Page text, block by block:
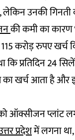
उनकी गिनती
की कमी का कारण
करोड़ रुपए
कि प्रतिदिन 24
खर्च आता है
ऑक्सीजन प्लांट
प्रदेशमें लगना